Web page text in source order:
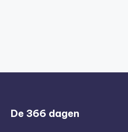
De 366 dagen